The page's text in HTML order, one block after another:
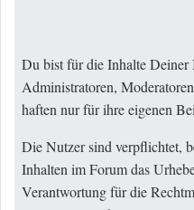
Du bist für die Inhalte Deiner
Administratoren,
haften nur für ihre eigenen
Die Nutzer sind verpflichtet,
Inhalten im Forum das
Verantwortung für die